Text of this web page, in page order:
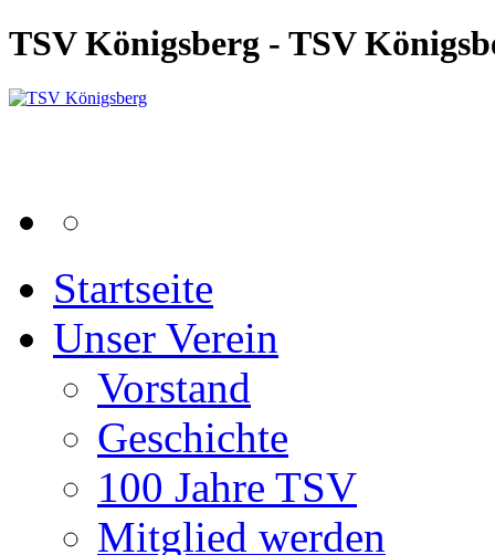
TSV Königsberg - TSV
Startseite
Unser Verein
Vorstand
Geschichte
100 Jahre TSV
Mitglied werden